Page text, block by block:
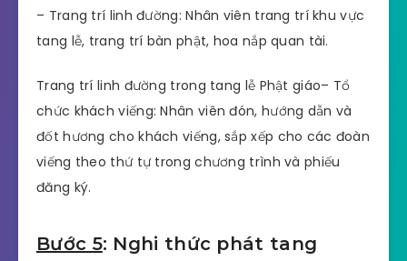
Bước 4 : Tổ chức lễ tang
– Khu vực đón tiếp khách: Nhân viên chuẩn bị rạp
che, bàn ghế, đèn chiếu sáng, quạt, bánh kẹo, hạt
dưa, nước uống.
– Trang trí linh đường: Nhân viên trang trí khu vực
tang lễ, trang trí bàn phật, hoa nắp quan tài.
Trang trí linh đường trong tang lễ Phật giáo– Tổ